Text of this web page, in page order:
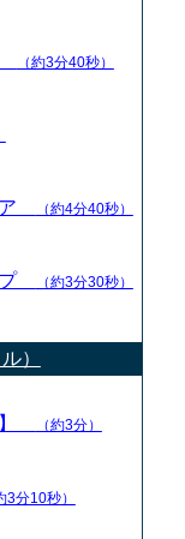
（約3分40秒）
ア （約4分40秒）
プ （約3分30秒）
）
】 （約3分）
3分10秒）